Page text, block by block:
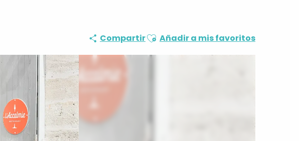
CompartirAjouter aux favoris
Añadir a mis favoritos